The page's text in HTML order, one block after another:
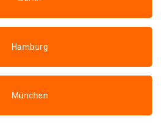
Hamburg
München